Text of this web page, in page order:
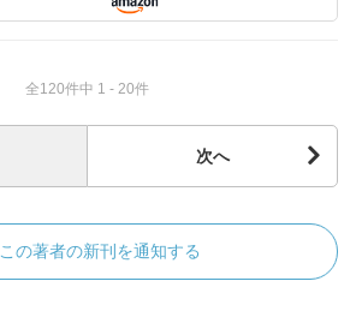
全120件中 1 - 20件
次へ
この著者の新刊を通知する